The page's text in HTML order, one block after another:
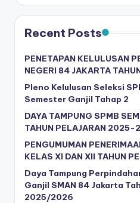
Recent Posts
PENETAPAN KELULUSAN
NEGERI 84 JAKARTA
Pleno Kelulusan Seleksi
Semester Ganjil Tahap 2
DAYA TAMPUNG SPMB
TAHUN PELAJARAN 2025-
PENGUMUMAN
KELAS XI DAN XII TAHUN
Daya Tampung
Ganjil SMAN 84 Jakarta
2025/2026